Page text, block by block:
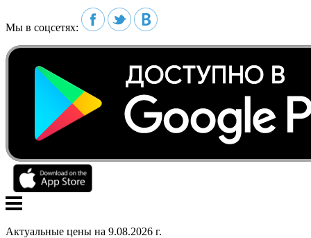
Мы в соцсетях:
Актуальные цены на 9.08.2026 г.